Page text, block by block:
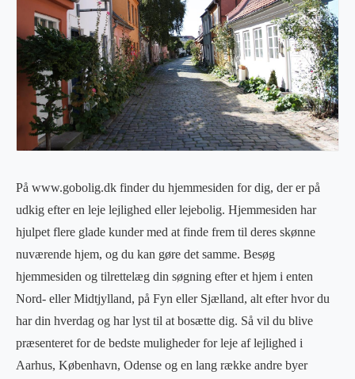
På www.gobolig.dk finder du hjemmesiden for dig, der er på
udkig efter en leje lejlighed eller lejebolig. Hjemmesiden har
hjulpet flere glade kunder med at finde frem til deres skønne
nuværende hjem, og du kan gøre det samme. Besøg
hjemmesiden og tilrettelæg din søgning efter et hjem i enten
Nord- eller Midtjylland, på Fyn eller Sjælland, alt efter hvor du
har din hverdag og har lyst til at bosætte dig. Så vil du blive
præsenteret for de bedste muligheder for leje af lejlighed i
Aarhus, København, Odense og en lang række andre byer